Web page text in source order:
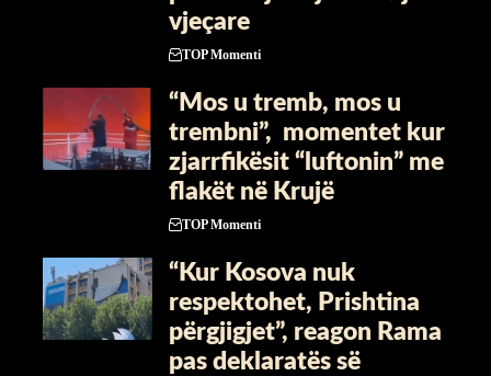
vjeçare
TOP Momenti
“Mos u tremb, mos u
trembni”, momentet kur
zjarrfikësit “luftonin” me
flakët në Krujë
TOP Momenti
“Kur Kosova nuk
respektohet, Prishtina
përgjigjet”, reagon Rama
pas deklaratës së